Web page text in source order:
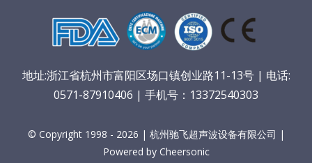
地址:浙江省杭州市富阳区场口镇创业路11-13号 | 电话:
0571-87910406 | 手机号：13372540303
© Copyright 1998 - 2026 | 杭州驰飞超声波设备有限公司 |
Powered by Cheersonic